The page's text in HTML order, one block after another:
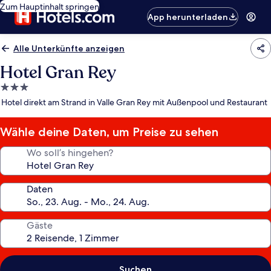
Zum Hauptinhalt springen
App herunterladen
Alle Unterkünfte anzeigen
Hotel Gran Rey
3.0-
Sterne-
Hotel direkt am Strand in Valle Gran Rey mit Außenpool und Restaurant
Wähle deine Daten, um Preise zu sehen
Wo soll’s hingehen?
Daten
Gäste